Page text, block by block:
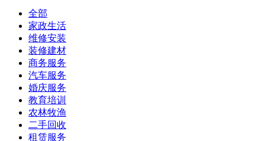
全部
家政生活
维修安装
装修建材
商务服务
汽车服务
婚庆服务
教育培训
农林牧渔
二手回收
租赁服务